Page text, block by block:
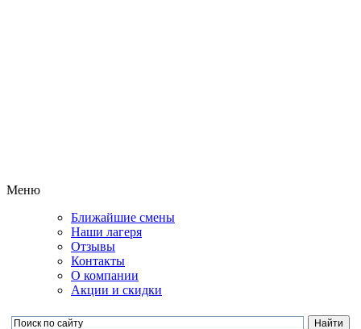
Меню
Ближайшие смены
Наши лагеря
Отзывы
Контакты
О компании
Акции и скидки